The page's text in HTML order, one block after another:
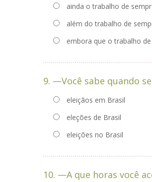
ainda o trabalho de
além do trabalho de
embora que o trabalho
9. —Você sabe quando
eleiçãos em Brasil
eleções de Brasil
eleições no Brasil